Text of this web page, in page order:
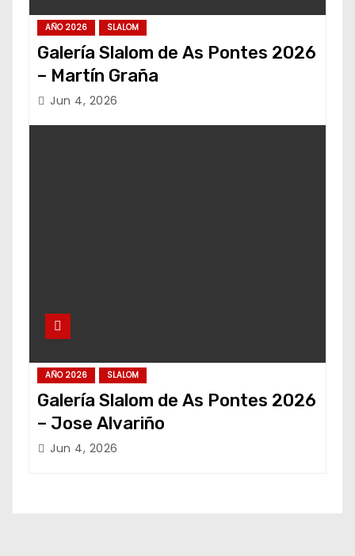
AÑO 2026 SLALOM
Galería Slalom de As Pontes 2026
– Martín Graña
Jun 4, 2026
AÑO 2026 SLALOM
Galería Slalom de As Pontes 2026
– Jose Alvariño
Jun 4, 2026